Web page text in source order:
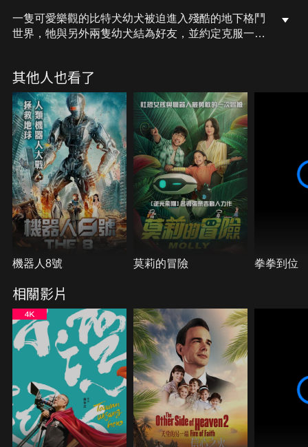
一隻可愛樂觀的比特犬幼犬被迫進入殘酷的地下格鬥
世界，牠與另外兩隻幼犬結為好友，並約定克服一切
友誼、親情和希望的旅程。
其他人也看了
機器人8號 莫莉的冒險 拳拳到位
相關影片